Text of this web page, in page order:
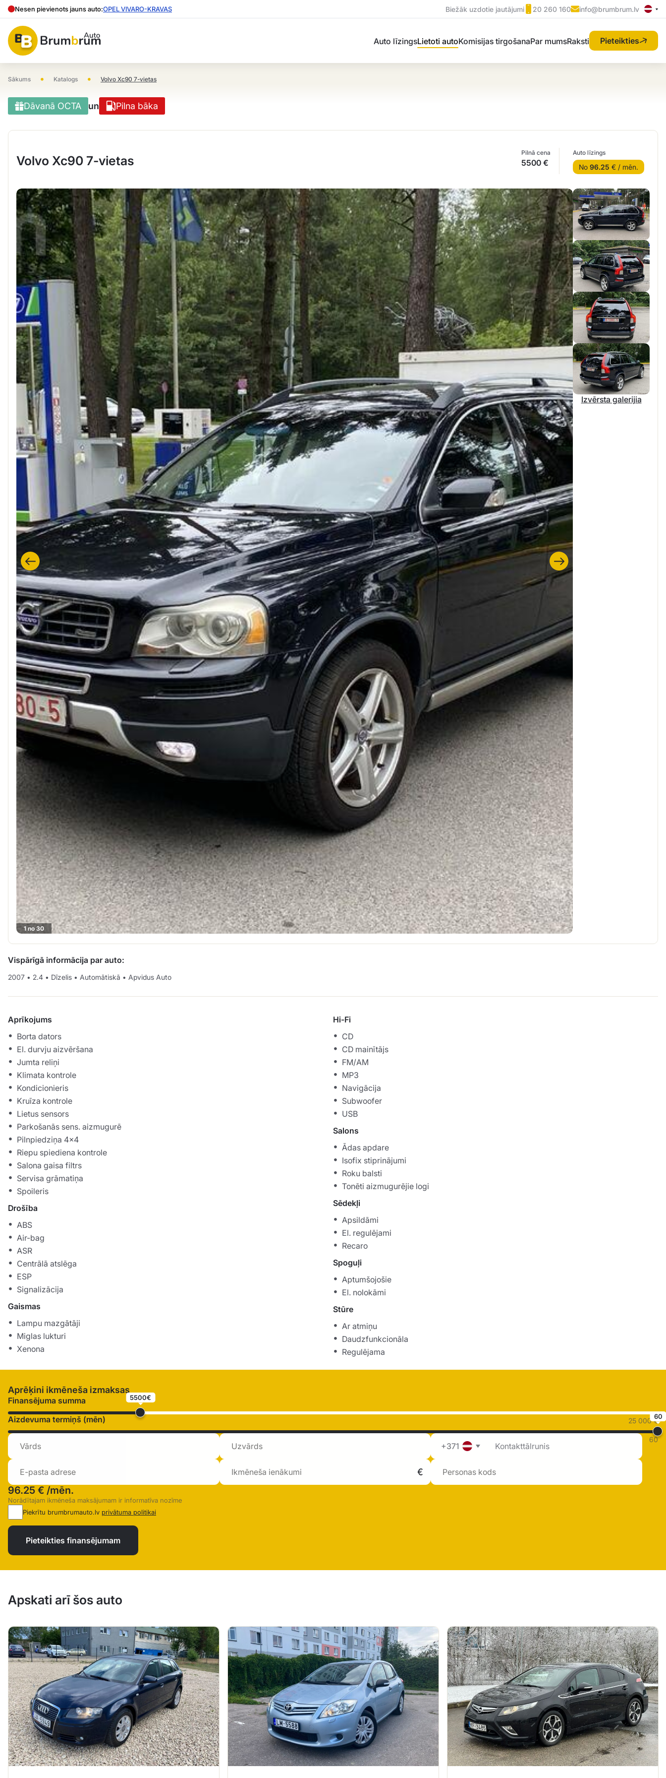
Nesen pievienots jauns auto:OPEL VIVARO-KRAVAS Biežāk uzdotie jautājumi 20 260 160 info@brumbrum.lv
Auto līzingsLietoti autoKomisijas tirgošanaPar mumsRaksti Pieteikties
Sākums • Katalogs • Volvo Xc90 7-vietas
Dāvanā OCTA un Pilna bāka
Volvo Xc90 7-vietas
Pilnā cena
5500 €
Auto līzings
No 96.25 € / mēn.
1 no 30
Izvērsta galerijia
Vispārīgā informācija par auto:
2007 • 2.4 • Dīzelis • Automātiskā • Apvidus Auto
Aprīkojums
Borta dators
El. durvju aizvēršana
Jumta reliņi
Klimata kontrole
Kondicionieris
Kruīza kontrole
Lietus sensors
Parkošanās sens. aizmugurē
Pilnpiedziņa 4x4
Riepu spiediena kontrole
Salona gaisa filtrs
Servisa grāmatiņa
Spoileris
Drošība
ABS
Air-bag
ASR
Centrālā atslēga
ESP
Signalizācija
Gaismas
Lampu mazgātāji
Miglas lukturi
Xenona
Hi-Fi
CD
CD mainītājs
FM/AM
MP3
Navigācija
Subwoofer
USB
Salons
Ādas apdare
Isofix stiprinājumi
Roku balsti
Tonēti aizmugurējie logi
Sēdekļi
Apsildāmi
El. regulējami
Recaro
Spoguļi
Aptumšojošie
El. nolokāmi
Stūre
Ar atmiņu
Daudzfunkcionāla
Regulējama
Aprēķini ikmēneša izmaksas
Finansējuma summa 5500€
25 000 €
Aizdevuma termiņš (mēn) 60
60
+371
96.25 € /mēn.
Norādītajam ikmēneša maksājumam ir informatīva nozīme
Piekrītu brumbrumauto.lv privātuma politikai
Pieteikties finansējumam
Apskati arī šos auto